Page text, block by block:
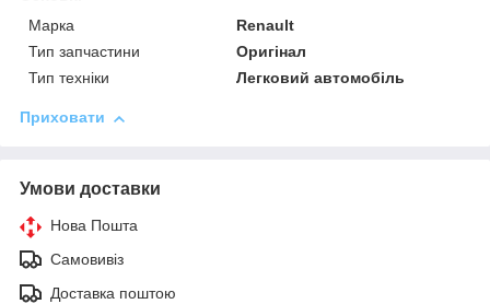
Марка
Renault
Тип запчастини
Оригінал
Тип техніки
Легковий автомобіль
Приховати
Умови доставки
Нова Пошта
Самовивіз
Доставка поштою